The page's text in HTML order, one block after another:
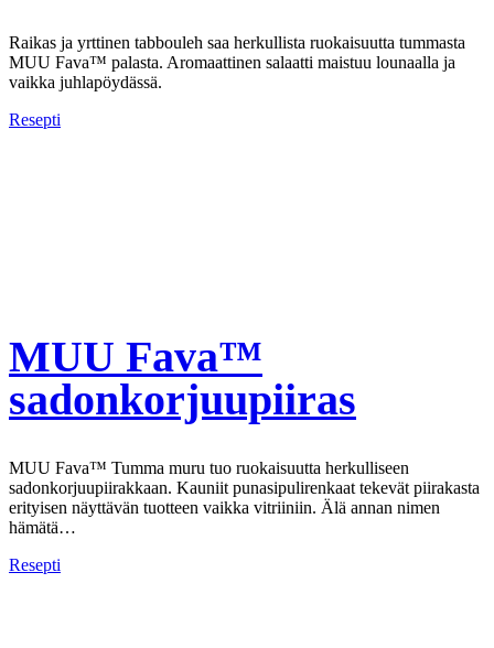
Raikas ja yrttinen tabbouleh saa herkullista ruokaisuutta tummasta
MUU Fava™ palasta. Aromaattinen salaatti maistuu lounaalla ja
vaikka juhlapöydässä.
Resepti
MUU Fava™
sadonkorjuupiiras
MUU Fava™ Tumma muru tuo ruokaisuutta herkulliseen
sadonkorjuupiirakkaan. Kauniit punasipulirenkaat tekevät piirakasta
erityisen näyttävän tuotteen vaikka vitriiniin. Älä annan nimen
hämätä…
Resepti